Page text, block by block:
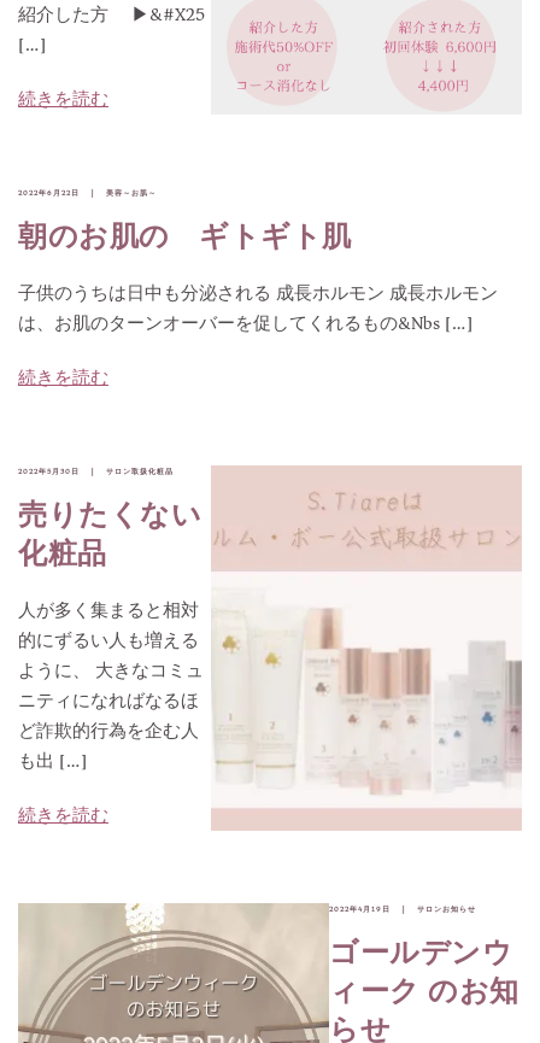
紹介した方 ▶︎&#x25
[…]
続きを読む
2022年6月22日 美容～お肌～
朝のお肌の ギトギト肌
子供のうちは日中も分泌される 成長ホルモン 成長ホルモン
は、お肌のターンオーバーを促してくれるもの&nbs […]
続きを読む
2022年5月30日 サロン取扱化粧品
売りたくない
化粧品
人が多く集まると相対
的にずるい人も増える
ように、 大きなコミュ
ニティになればなるほ
ど詐欺的行為を企む人
も出 […]
続きを読む
2022年4月19日 サロンお知らせ
ゴールデンウ
ィーク のお知
らせ